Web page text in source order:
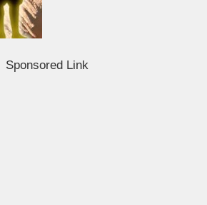
Sponsored Link